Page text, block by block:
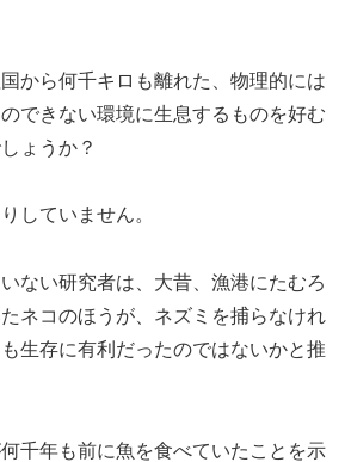
から何千キロも離れた、物理的には
できない環境に生息するものを好む
ょうか？
していません。
ない研究者は、大昔、漁港にたむろ
ネコのほうが、ネズミを捕らなけれ
生存に有利だったのではないかと推
千年も前に魚を食べていたことを示